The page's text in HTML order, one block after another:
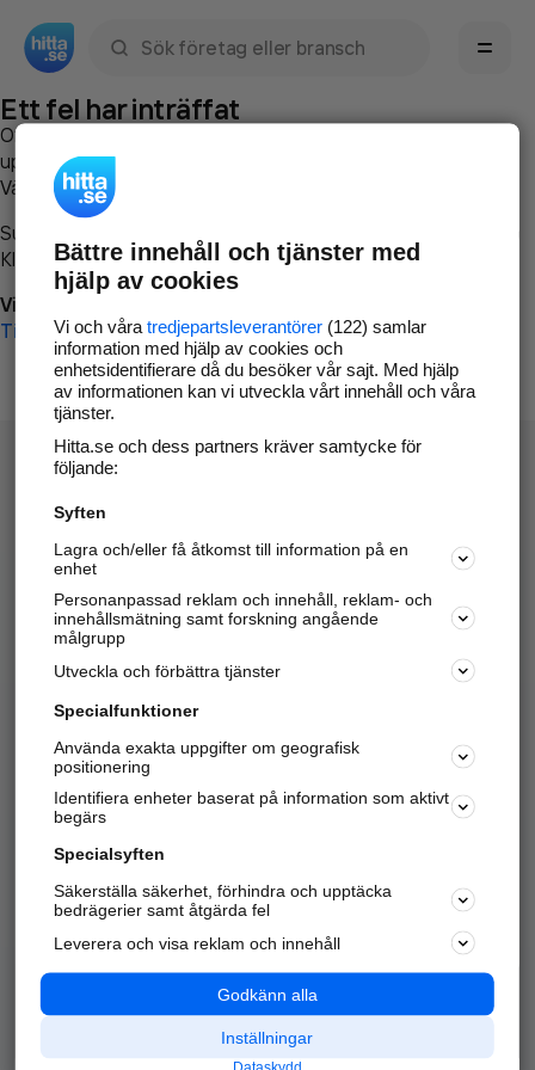
Ett fel har inträffat
Om du vill kan du
uppstod så att vi lättare och snabbare kan avhjälpa det.
Vänligen försök med följande:
Surfa till
Klicka påTillbaka-knappen i webbläsaren och försök igen
Vi beklagar besväret!
Till startsidan
Hitta.se - Gratis nummerupplysning.
Sök företag, personer och platser.
Hitta telefonnummer, adresser, företagsinfo mm.
Marknadsför företaget
Kom igång och annonsera mot
samarbetspartners nära dig.
Alla kategorier
Populära sökningar
API & Kartor
Annonsera
Integritet
Nödnummer
Bättre innehåll och tjänster med
hjälp av cookies
Vi och våra tredjepartsleverantörer(122) samlar
information med hjälp av cookies och
enhetsidentifierare då du besöker vår sajt. Med hjälp
av informationen kan vi utveckla vårt innehåll och våra
tjänster.
Hitta.se och dess partners kräver samtycke för
följande:
Syften
Lagra och/eller få åtkomst till information på en
enhet
Personanpassad reklam och innehåll, reklam- och
innehållsmätning samt forskning angående
målgrupp
Utveckla och förbättra tjänster
Specialfunktioner
Använda exakta uppgifter om geografisk
positionering
Identifiera enheter baserat på information som aktivt
begärs
Specialsyften
Säkerställa säkerhet, förhindra och upptäcka
bedrägerier samt åtgärda fel
Leverera och visa reklam och innehåll
Godkänn alla
Inställningar
Dataskydd